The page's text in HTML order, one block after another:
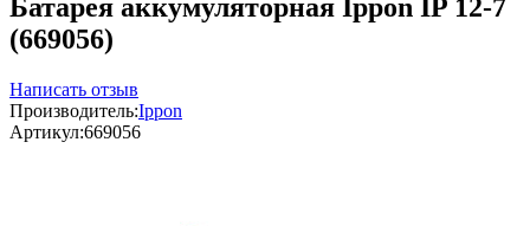
Батарея аккумуляторная Ippon IP 12-7
(669056)
Написать отзыв
Производитель:Ippon
Артикул:669056